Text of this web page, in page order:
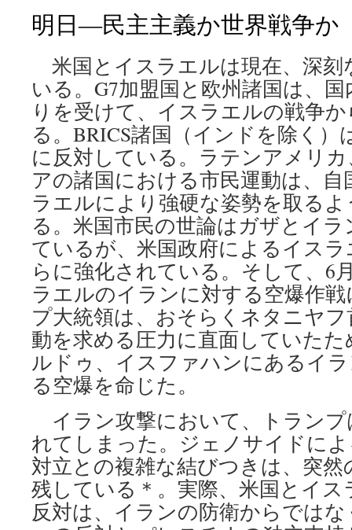
明日―民主主義か世界戦争か
米国とイスラエルは現在、深刻
いる。G7加盟国と欧州諸国は、
りを受けて、イスラエルの戦争
る。BRICS諸国（インドを除く
に反対している。ラテンアメリ
アの諸国における市民運動は、
ラエルにより強硬な姿勢を取る
る。米国市民の世論はガザとイ
ているが、米国政府によるイス
らに強化されている。そして、6
ラエルのイランに対する空爆作
プ大統領は、おそらくネタニヤ
動を求める圧力に直面していた
ルドゥ、イスファハンにあるイ
る空爆を命じた。
イラン攻撃において、トラン
れてしまった。ジェノサイドに
対立との複雑な結びつきは、突
残している＊。実際、米国とイ
反対は、イランの防衛からでは